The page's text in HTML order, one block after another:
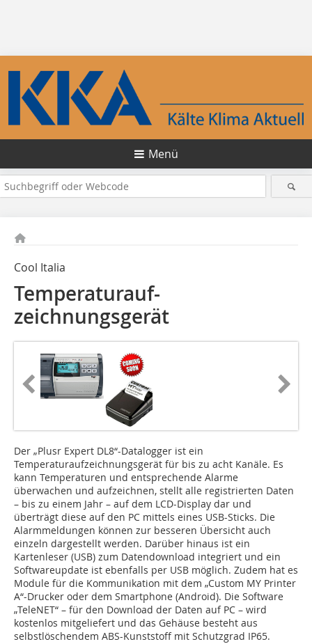
Menü
Cool Italia
Temperatur­auf­
zeichnungsgerät
Der „Plusr Expert DL8“-Datalogger ist ein
Temperaturaufzeichnungsgerät für bis zu acht Kanäle. Es
kann Temperaturen und entsprechende Alarme
überwachen und aufzeichnen, stellt alle registrierten Daten
– bis zu einem Jahr – auf dem LCD-Display dar und
überträgt diese auf den PC mittels eines USB-Sticks. Die
Alarmmeldungen können zur besseren Übersicht auch
einzeln dargestellt werden. Darüber hinaus ist ein
Kartenleser (USB) zum Datendownload integriert und ein
Softwareupdate ist ebenfalls per USB möglich. Zudem hat es
Module für die Kommunikation mit dem „Custom MY Printer
A“-Drucker oder dem Smartphone (Android). Die Software
„TeleNET“ – für den Download der Daten auf PC – wird
kostenlos mitgeliefert und das Gehäuse besteht aus
selbstlöschendem ABS-Kunststoff mit Schutzgrad IP65.